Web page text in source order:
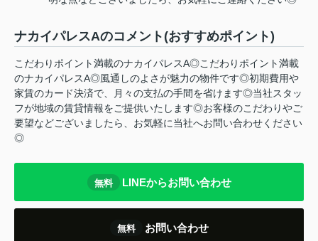
ナカイパレスAのコメント(おすすめポイント)
こだわりポイント満載のナカイパレスA◎こだわりポイント満載
のナカイパレスA◎風通しのよさが魅力の物件です◎初期費用や
家賃のカード決済で、月々の支払の手間を省けます◎当社スタッ
フが地域の賃貸情報をご提供いたします◎お客様のこだわりやご
要望などございましたら、お気軽に当社へお問い合わせください
◎
無料 LINEからお問い合わせ
無料 お問い合わせ